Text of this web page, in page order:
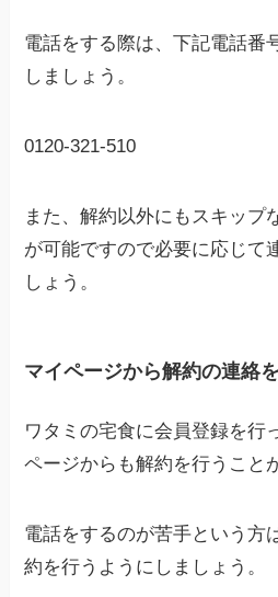
電話をする際は、下記電話番
しましょう。
0120-321-510
また、解約以外にもスキップ
が可能ですので必要に応じて
しょう。
マイページから解約の連絡
ワタミの宅食に会員登録を行
ページからも解約を行うこと
電話をするのが苦手という方
約を行うようにしましょう。